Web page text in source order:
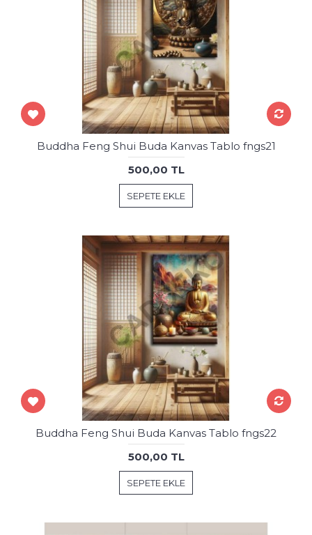
Buddha Feng Shui Buda Kanvas Tablo fngs21
500,00 TL
SEPETE EKLE
Buddha Feng Shui Buda Kanvas Tablo fngs22
500,00 TL
SEPETE EKLE